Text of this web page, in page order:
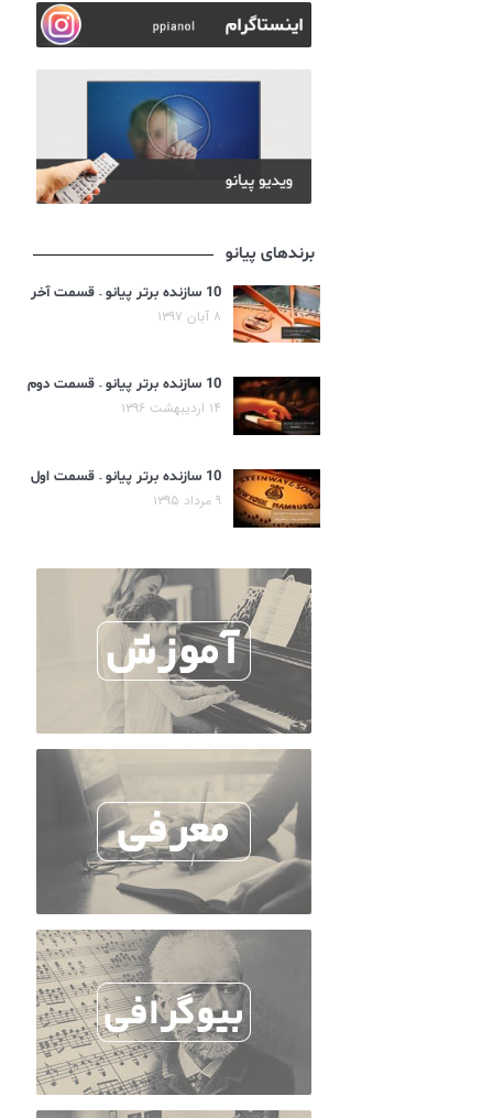
برندهای پیانو
10 سازنده برتر پیانو – قسمت آخر
۸ آبان ۱۳۹۷
10 سازنده برتر پیانو – قسمت دوم
۱۴ اردیبهشت ۱۳۹۶
10 سازنده برتر پیانو – قسمت اول
۹ مرداد ۱۳۹۵